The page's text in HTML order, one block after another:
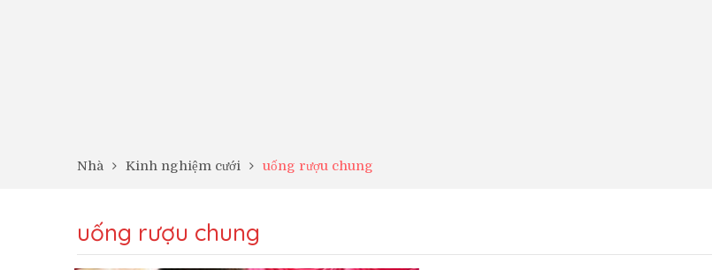
Nhà Kinh nghiệm cưới uống rượu chung
uống rượu chung